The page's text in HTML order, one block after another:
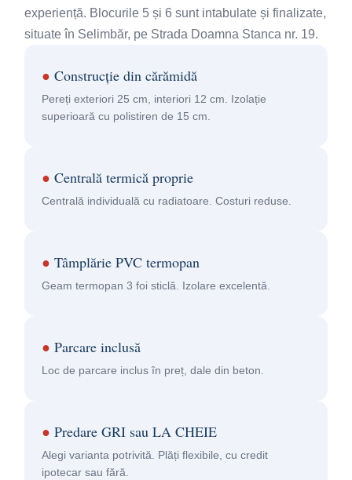
experiență. Blocurile 5 și 6 sunt intabulate și finalizate,
situate în Selimbăr, pe Strada Doamna Stanca nr. 19.
● Construcție din cărămidă
Pereți exteriori 25 cm, interiori 12 cm. Izolație
superioară cu polistiren de 15 cm.
● Centrală termică proprie
Centrală individuală cu radiatoare. Costuri reduse.
● Tâmplărie PVC termopan
Geam termopan 3 foi sticlă. Izolare excelentă.
● Parcare inclusă
Loc de parcare inclus în preț, dale din beton.
● Predare GRI sau LA CHEIE
Alegi varianta potrivită. Plăți flexibile, cu credit
ipotecar sau fără.